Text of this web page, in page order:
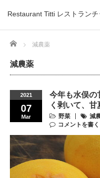
Restaurant Titti レストラン
Home 減農薬
減農薬
2021
07
Mar
今年も水俣の
く剥いて、甘
野菜 減
コメントを書く